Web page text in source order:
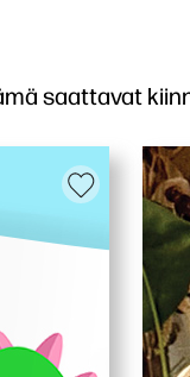
saattavat